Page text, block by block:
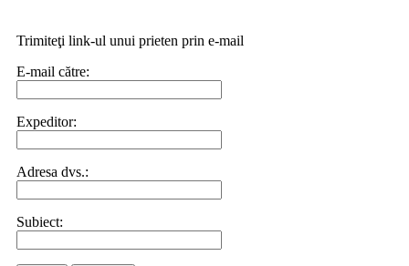
Trimiteţi link-ul unui prieten prin e-mail
E-mail către:
Expeditor:
Adresa dvs.:
Subiect: